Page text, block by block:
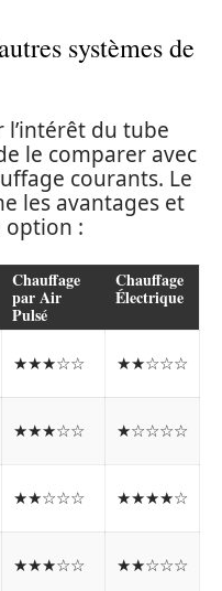
systèmes de
du tube
le comparer avec
courants. Le
les avantages et
option :
Chauffage
par Air
Pulsé
Chauffage
Électrique
★★★☆☆ ★★☆☆☆
★★★☆☆ ★☆☆☆☆
★★☆☆☆ ★★★★☆
★★★☆☆ ★★☆☆☆